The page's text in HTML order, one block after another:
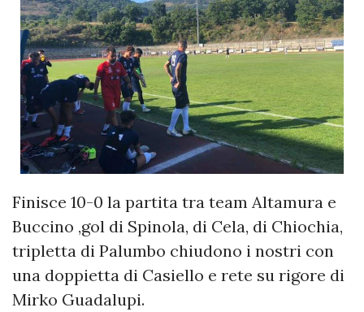
Finisce 10-0 la partita tra team Altamura e
Buccino ,gol di Spinola, di Cela, di Chiochia,
tripletta di Palumbo chiudono i nostri con
una doppietta di Casiello e rete su rigore di
Mirko Guadalupi.